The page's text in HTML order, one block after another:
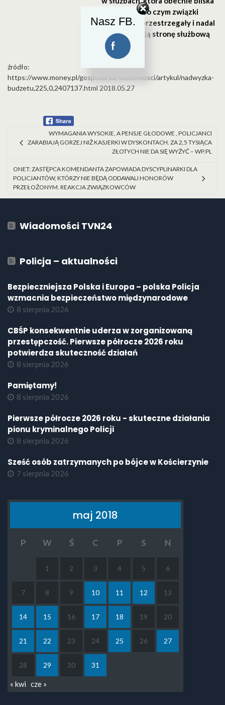
jest kryzysu, o czym związki
zawodowe przestrzegały i nadal
przestrzegają stronę służbową
i rządową
źródło:
https://www.money.pl/gospodarka/wiadomosci/artykul/nadwyzka-
budzetu,225,0,2407137.html 2018.05.27
WYMAGANIA WYSOKIE, A PENSJE GŁODOWE , POLICJANCI
ZARABIAJĄ GORZEJ NIŻ KASJERKI W DYSKONTACH. ZA 2,5 TYSIĄCA
ZŁOTYCH NIE DA SIĘ WYŻYĆ – WP.PL
ONET: ZASTĘPCA KOMENDANTA ZAPOWIADA DYSCYPLINARKI DLA
POLICJANTÓW, KTÓRZY NIE BĘDĄ ODDAWALI HONORÓW
PRZEŁOŻONYM. REAKCJA ZWIĄZKOWCÓW
Wiadomości TVN24
Policja – aktualności
Bezpieczniejsza Polska i Europa – polska Policja
wzmacnia bezpieczeństwo międzynarodowe
8 sierpnia 2026
CBŚP konsekwentnie uderza w zorganizowaną
przestępczość. Pierwsze półrocze 2026 roku
potwierdza skuteczność działań
8 sierpnia 2026
Pamiętamy!
8 sierpnia 2026
Pierwsze półrocze 2026 roku - skuteczne działania
pionu kryminalnego Policji
8 sierpnia 2026
Sześć osób zatrzymanych po bójce w Kościerzynie
7 sierpnia 2026
maj 2018
P W Ś C P S N
1 2 3 4 5 6
7 8 9 10 11 12 13
14 15 16 17 18 19 20
21 22 23 24 25 26 27
28 29 30 31
« kwi cze »
Nasz FB.